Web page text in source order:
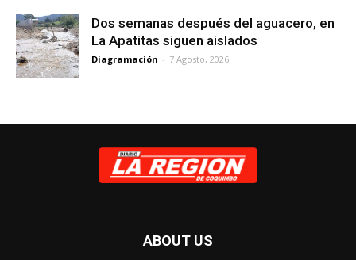
Dos semanas después del aguacero, en
La Apatitas siguen aislados
Diagramación - 7 Agosto, 2026
ABOUT US